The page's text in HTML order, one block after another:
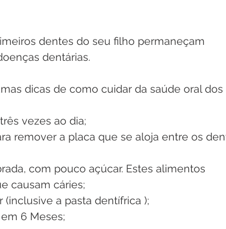
dentes do seu filho permaneçam
dentárias.
dicas de como cuidar da saúde oral dos
vezes ao dia;
causam cáries;
a pasta dentífrica );
6 Meses;